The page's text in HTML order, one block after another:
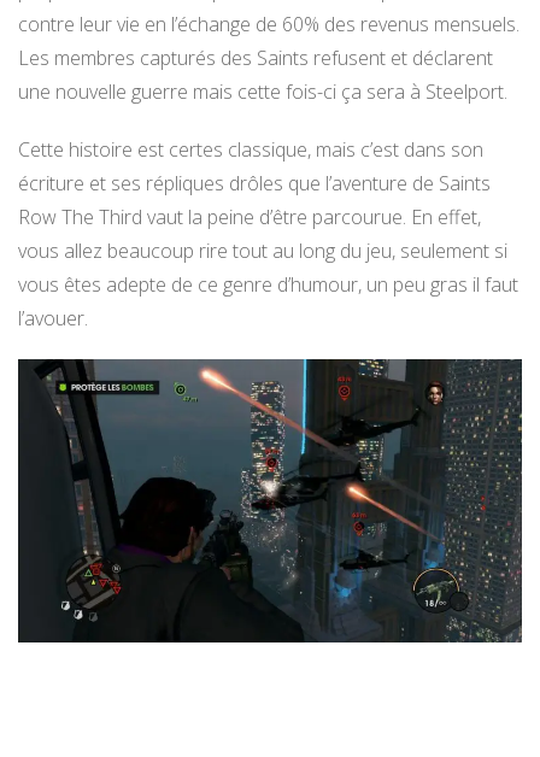
contre leur vie en l’échange de 60% des revenus mensuels.
Les membres capturés des Saints refusent et déclarent
une nouvelle guerre mais cette fois-ci ça sera à Steelport.
Cette histoire est certes classique, mais c’est dans son
écriture et ses répliques drôles que l’aventure de Saints
Row The Third vaut la peine d’être parcourue. En effet,
vous allez beaucoup rire tout au long du jeu, seulement si
vous êtes adepte de ce genre d’humour, un peu gras il faut
l’avouer.